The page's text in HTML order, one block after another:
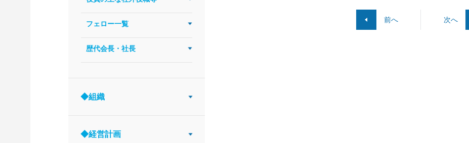
フェロー一覧
歴代会長・社長
◆組織
◆経営計画
前へ 次へ